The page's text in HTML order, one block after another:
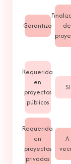
Garantiza
Requerida
en
proyectos
públicos
Sí
Requerida
en
proyectos
privados
A